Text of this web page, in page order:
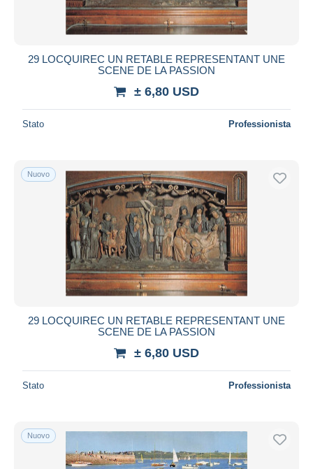
29 LOCQUIREC UN RETABLE REPRESENTANT UNE
SCENE DE LA PASSION
± 6,80 USD
Stato Professionista
Nuovo
29 LOCQUIREC UN RETABLE REPRESENTANT UNE
SCENE DE LA PASSION
± 6,80 USD
Stato Professionista
Nuovo